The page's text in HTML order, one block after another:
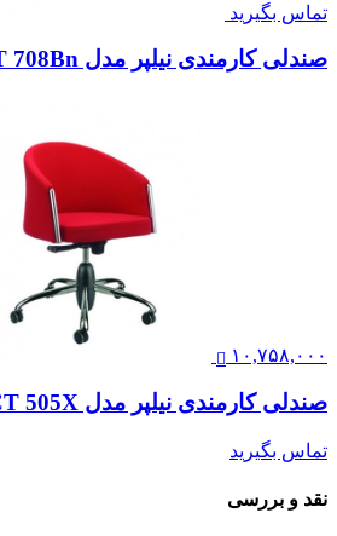
تماس بگیرید
صندلی کارمندی نیلپر مدل OCT 708Bn
۱۰,۷۵۸,۰۰۰
صندلی کارمندی نیلپر مدل OCT 505X
تماس بگیرید
نقد و بررسی